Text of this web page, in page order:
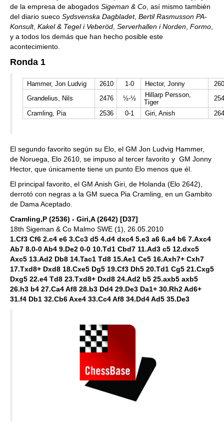
de la empresa de abogados Sigeman & Co , así mismo también
del diario sueco Sydsvenska Dagbladet, Bertil Rasmusson PA-
Konsult, Kakel & Tegel i Veberöd Serverhallen i Norden Formo
y a todos los demás que han hecho posible este
acontecimiento.
Ronda 1
Hammer, Jon Ludvig 2610 1-0 Hector, Jonny
Grandelius, Nils
2476 ½-½
Hillarp Persson,
Tiger
Cramling, Pia
2536 0-1 Giri, Anish
El segundo favorito según su Elo, el GM Jon Ludvig Hammer,
de Noruega, Elo 2610, se impuso al tercer favorito y GM Jonny
Hector, que únicamente tiene un punto Elo menos que él.
El principal favorito, el GM Anish Giri, de Holanda (Elo 2642),
derrotó con negras a la GM sueca Pia Cramling, en un Gambito
de Dama Aceptado.
Cramling,P (2536) - Giri,A (2642) [D37]
18th Sigeman & Co Malmo SWE (1), 26.05.2010
1.Cf3 Cf6 2.c4 e6 3.Cc3 d5 4.d4 dxc4 5.e3 a6 6.a4 b6 7.Axc4
Ab7 8.0-0 Ab4 9.De2 0-0 10.Td1 Cbd7 11.Ad3 c5 12.dxc5
Axc5 13.Ad2 Db8 14.Tac1 Td8 15.Ae1 Ce5 16.Axh7+ Cxh7
17.Txd8+ Dxd8 18.Cxe5 Dg5 19.Cf3 Dh5 20.Td1 Cg5 21.Cxg5
Dxg5 22.e4 Td8 23.Txd8+ Dxd8 24.Ad2 b5 25.axb5 axb5
26.h3 b4 27.Ca4 Af8 28.b3 Dd4 29.De3 Da1+ 30.Rh2 Ad6+
31.f4 Db1 32.Cb6 Axe4 33.Cc4 Af8 34.Dd4 Ad5 35.De3